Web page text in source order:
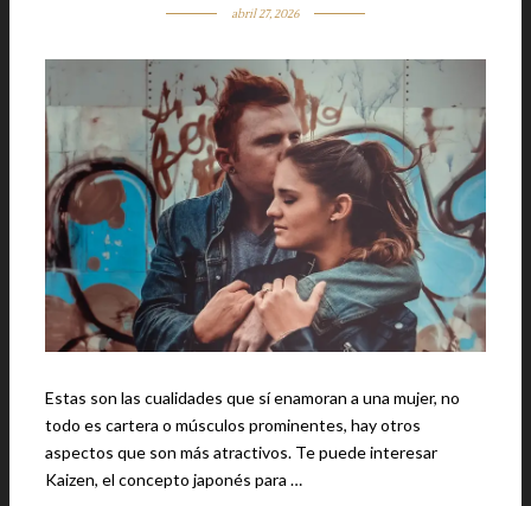
abril 27, 2026
Estas son las cualidades que sí enamoran a una mujer, no
todo es cartera o músculos prominentes, hay otros
aspectos que son más atractivos. Te puede interesar
Kaizen, el concepto japonés para …